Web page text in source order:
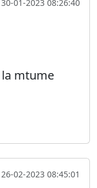
30-01-2023 08:26:40
mtume
26-02-2023 08:45:01